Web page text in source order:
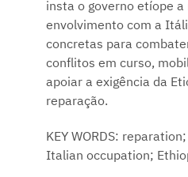
insta o governo etíope a
envolvimento com a
concretas para
conflitos em curso,
apoiar a exigência da
reparação.
KEY WORDS:
Italian occupation;